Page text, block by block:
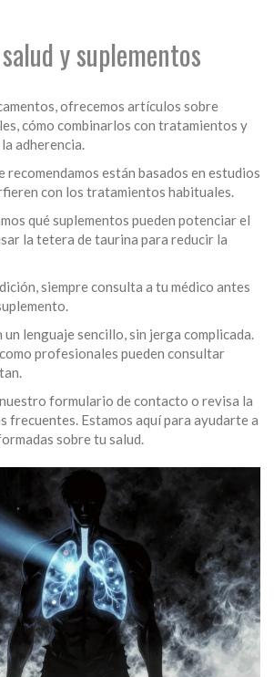
y suplementos
ofrecemos artículos sobre
cómo combinarlos con tratamientos y
adherencia.
recomendamos están basados en estudios
con los tratamientos habituales.
qué suplementos pueden potenciar el
la tetera de taurina para reducir la
siempre consulta a tu médico antes
lenguaje sencillo, sin jerga complicada.
profesionales pueden consultar
nuestro formulario de contacto o revisa la
frecuentes. Estamos aquí para ayudarte a
sobre tu salud.